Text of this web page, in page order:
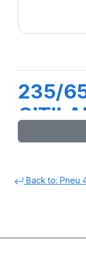
235/
Back to: Pneu